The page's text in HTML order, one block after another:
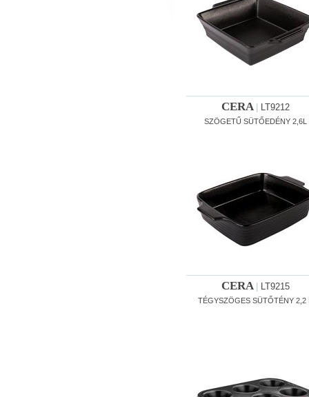
CERA LT9212
SZÖGETŰ SÜTŐEDÉNY 2,6L
CERA LT9215
TÉGYSZÖGES SÜTŐTÉNY 2,2